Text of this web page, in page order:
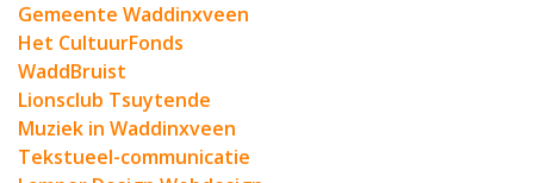
Gemeente Waddinxveen
Het CultuurFonds
WaddBruist
Lionsclub Tsuytende
Muziek in Waddinxveen
Tekstueel-communicatie